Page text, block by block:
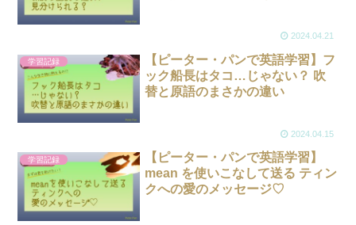
2024.04.21
学習記録
【ピーター・パンで英語学習】フ
ック船長はタコ…じゃない？ 吹
替と原語のまさかの違い
2024.04.15
学習記録
【ピーター・パンで英語学習】
mean を使いこなして送る ティン
クへの愛のメッセージ♡